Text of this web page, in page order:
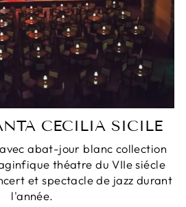
CECILIA SICILE
abat-jour blanc collection
théatre du VIIe siécle
et spectacle de jazz durant
l'année.